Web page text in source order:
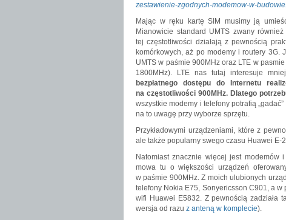
zestawienie-zgodnych-modemow-w-
Mając w ręku kartę SIM musimy ją
Mianowicie standard UMTS zwany
tej częstotliwości działają z pewnością
komórkowych, aż po modemy i routery
UMTS w paśmie 900MHz oraz LTE w
1800MHz). LTE nas tutaj interesuje
bezpłatnego dostępu do Internetu
na częstotliwości 900MHz. Dlatego
wszystkie modemy i telefony potrafią
na to uwagę przy wyborze sprzętu.
Przykładowymi urządzeniami, które z
ale także popularny swego czasu Huawei E-
Natomiast znacznie więcej jest modemów
mowa tu o większości urządzeń
w paśmie 900MHz. Z moich ulubionych
telefony Nokia E75, Sonyericsson C901, a
wifi Huawei E5832. Z pewnością zadziała
wersja od razu z anteną w komplecie).